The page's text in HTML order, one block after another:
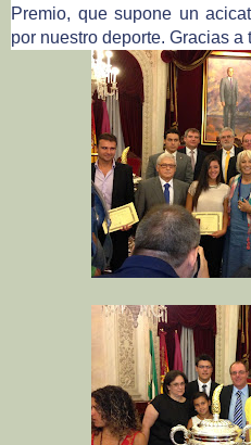
Premio, que supone un
por nuestro deporte. Gracias a